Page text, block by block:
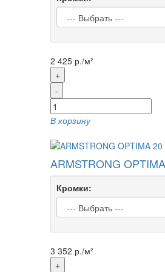
2 425 р./м²
+
-
В корзину
ARMSTRONG
Кромки:
3 352 р./м²
+